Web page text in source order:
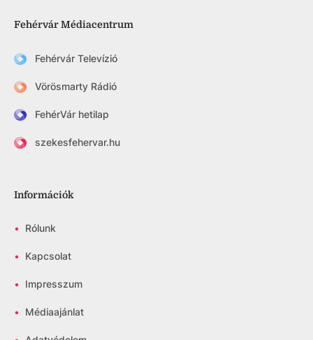
Fehérvár Médiacentrum
Fehérvár Televízió
Vörösmarty Rádió
FehérVár hetilap
szekesfehervar.hu
Információk
• Rólunk
• Kapcsolat
• Impresszum
• Médiaajánlat